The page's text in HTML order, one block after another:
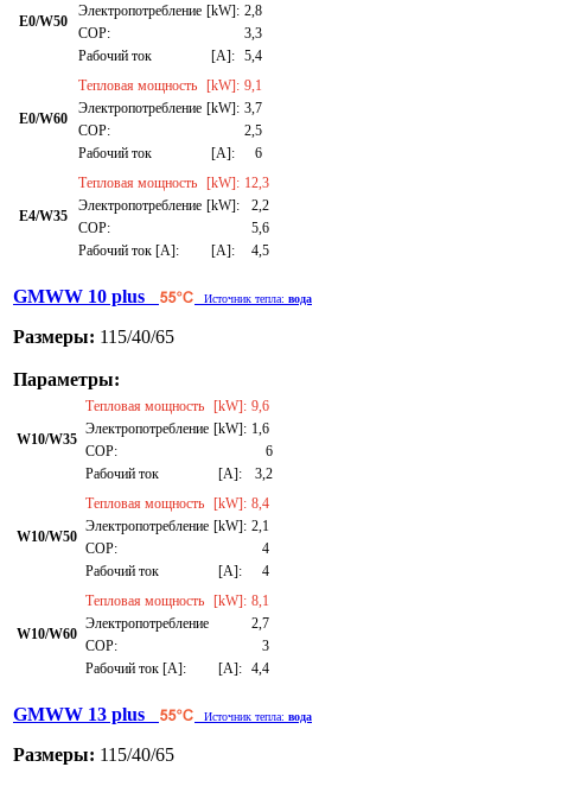
E0/W50
Электропотребление [kW]: 2,8
СОР:
3,3
Рабочий ток
[A]: 5,4
E0/W60
Тепловая мощность [kW]: 9,1
Электропотребление [kW]: 3,7
СОР:
2,5
Рабочий ток
[A]: 6
E4/W35
Тепловая мощность [kW]: 12,3
Электропотребление [kW]:
2,2
СОР:
5,6
Рабочий ток [A]:
[A]: 4,5
GMWW 10 plus Источник тепла: вода
Размеры: 115/40/65
Параметры:
W10/W35
Тепловая мощность [kW]: 9,6
Электропотребление [kW]: 1,6
СОР:
6
Рабочий ток
[A]: 3,2
W10/W50
Тепловая мощность [kW]: 8,4
Электропотребление [kW]: 2,1
СОР:
4
Рабочий ток
[A]: 4
W10/W60
Тепловая мощность [kW]: 8,1
Электропотребление
2,7
СОР:
3
Рабочий ток [A]:
[A]: 4,4
GMWW 13 plus Источник тепла: вода
Размеры: 115/40/65